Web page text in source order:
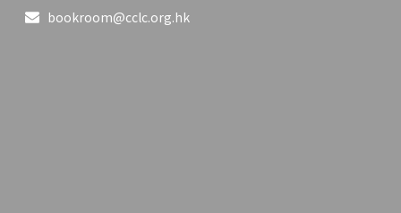
bookroom@cclc.org.hk